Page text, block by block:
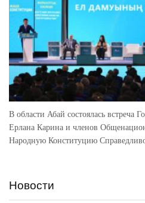
В области Абай состоялась встреча
Ерлана Карина и членов
Народную Конституцию
Новости